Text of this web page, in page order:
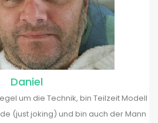
Daniel
um die Technik, bin Teilzeit Modell
(just joking) und bin auch der Mann